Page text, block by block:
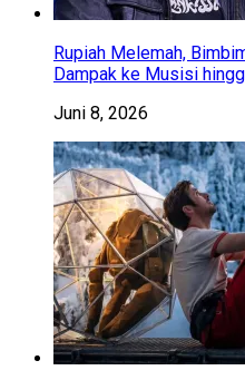
Rupiah Melemah,
Dampak ke Musisi
Juni 8, 2026